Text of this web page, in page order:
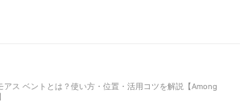
アス ベントとは？使い方・位置・活用コツを解説【Among